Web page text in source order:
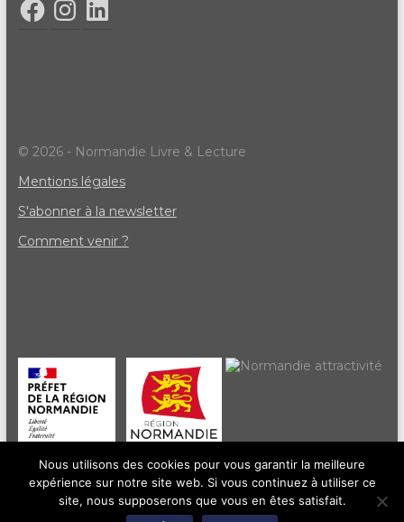
© 2026 - Normandie Livre & Lecture
Mentions légales
S'abonner à la newsletter
Comment venir ?
Nous utilisons des cookies pour vous garantir la meilleure
expérience sur notre site web. Si vous continuez à utiliser ce
site, nous supposerons que vous en êtes satisfait.